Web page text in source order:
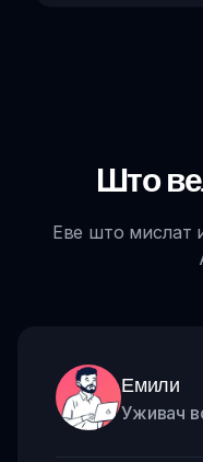
Што
Еве што мислат
Емили
Уживач